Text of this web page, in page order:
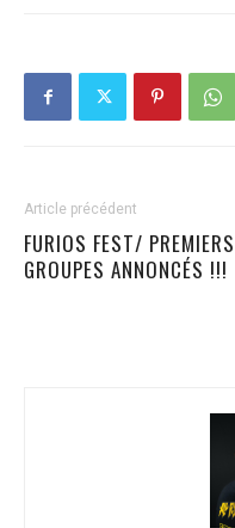
Article précédent
FURIOS FEST/ PREMIERS
GROUPES ANNONCÉS !!!